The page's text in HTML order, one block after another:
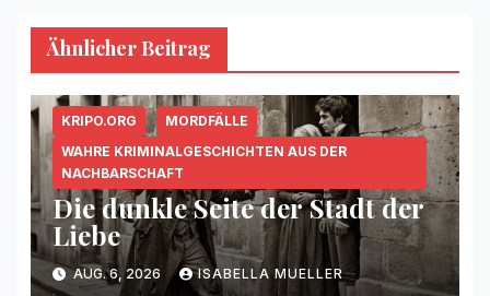
Ähnlicher Beitrag
KRIPO.ORG
MORDFÄLLE
WAHRE KRIMINALGESCHICHTEN AUS DER
NACHBARSCHAFT
Die dunkle Seite der Stadt der
Liebe
AUG. 6, 2026 ISABELLA MUELLER